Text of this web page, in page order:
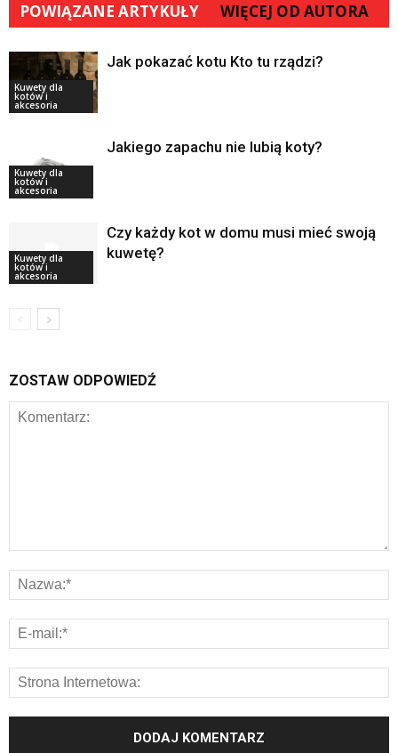
POWIĄZANE ARTYKUŁY WIĘCEJ OD AUTORA
Kuwety dla
kotów i
akcesoria
Jak pokazać kotu Kto tu rządzi?
Kuwety dla
kotów i
akcesoria
Jakiego zapachu nie lubią koty?
Kuwety dla
kotów i
akcesoria
Czy każdy kot w domu musi mieć swoją
kuwetę?
ZOSTAW ODPOWIEDŹ